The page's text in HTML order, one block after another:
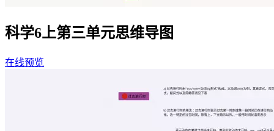
科学6上第三单元思维导图
在线预览